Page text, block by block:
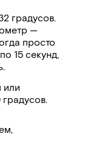
градусов.
—
просто
15 секунд,
или